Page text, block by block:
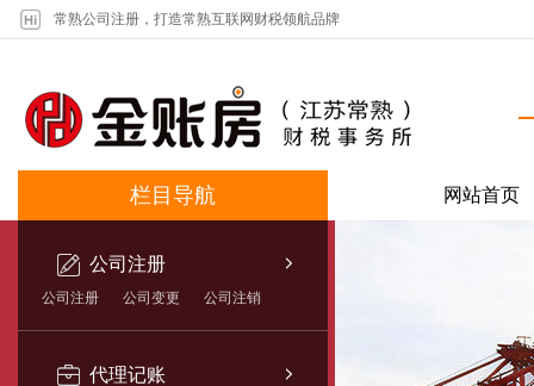
常熟公司注册，打造常熟互联网财税领航品牌
栏目导航 网站首页
公司注册
公司注册 公司变更 公司注销
代理记账